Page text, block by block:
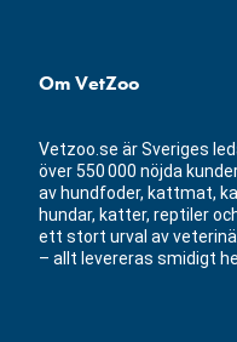
Om VetZoo
Vetzoo.se är Sveriges
över 550 000 nöjda
av hundfoder, kattmat,
hundar, katter, reptiler
ett stort urval av
– allt levereras smidigt